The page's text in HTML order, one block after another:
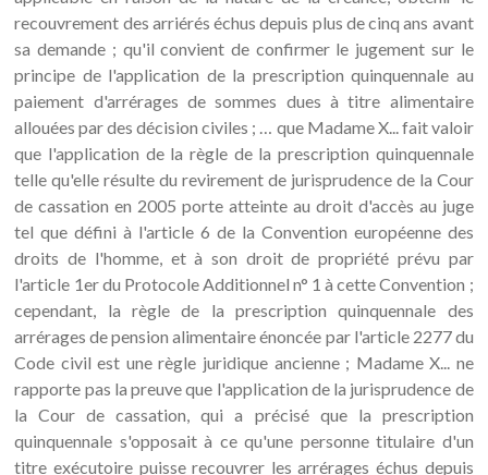
recouvrement des arriérés échus depuis plus de cinq ans avant
sa demande ; qu'il convient de confirmer le jugement sur le
principe de l'application de la prescription quinquennale au
paiement d'arrérages de sommes dues à titre alimentaire
allouées par des décision civiles ; … que Madame X... fait valoir
que l'application de la règle de la prescription quinquennale
telle qu'elle résulte du revirement de jurisprudence de la Cour
de cassation en 2005 porte atteinte au droit d'accès au juge
tel que défini à l'article 6 de la Convention européenne des
droits de l'homme, et à son droit de propriété prévu par
l'article 1er du Protocole Additionnel n° 1 à cette Convention ;
cependant, la règle de la prescription quinquennale des
arrérages de pension alimentaire énoncée par l'article 2277 du
Code civil est une règle juridique ancienne ; Madame X... ne
rapporte pas la preuve que l'application de la jurisprudence de
la Cour de cassation, qui a précisé que la prescription
quinquennale s'opposait à ce qu'une personne titulaire d'un
titre exécutoire puisse recouvrer les arrérages échus depuis